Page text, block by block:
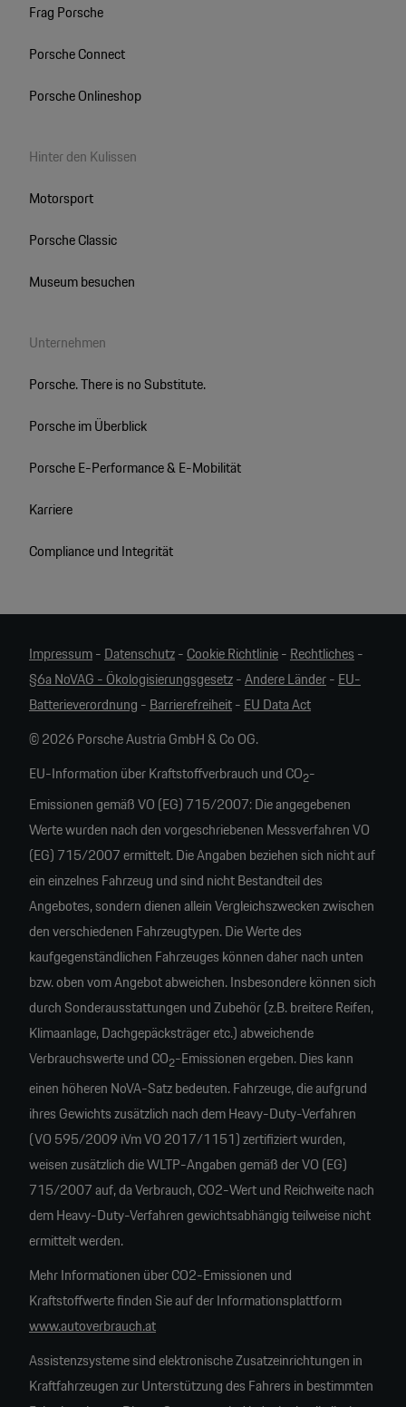
Frag Porsche
Porsche Connect
Porsche Onlineshop
Hinter den Kulissen
Motorsport
Porsche Classic
Museum besuchen
Unternehmen
Porsche. There is no Substitute.
Porsche im Überblick
Porsche E-Performance & E-Mobilität
Karriere
Compliance und Integrität
Impressum-Datenschutz-Cookie Richtlinie-Rechtliches-
§6a NoVAG - Ökologisierungsgesetz-Andere Länder-EU-
Batterieverordnung -Barrierefreiheit-EU Data Act
© 2026 Porsche Austria GmbH & Co OG.
EU-Information über Kraftstoffverbrauch und CO2-
Emissionen gemäß VO (EG) 715/2007: Die angegebenen
Werte wurden nach den vorgeschriebenen Messverfahren VO
(EG) 715/2007 ermittelt. Die Angaben beziehen sich nicht auf
ein einzelnes Fahrzeug und sind nicht Bestandteil des
Angebotes, sondern dienen allein Vergleichszwecken zwischen
den verschiedenen Fahrzeugtypen. Die Werte des
kaufgegenständlichen Fahrzeuges können daher nach unten
bzw. oben vom Angebot abweichen. Insbesondere können sich
durch Sonderausstattungen und Zubehör (z.B. breitere Reifen,
Klimaanlage, Dachgepäcksträger etc.) abweichende
Verbrauchswerte und CO2-Emissionen ergeben. Dies kann
einen höheren NoVA-Satz bedeuten. Fahrzeuge, die aufgrund
ihres Gewichts zusätzlich nach dem Heavy-Duty-Verfahren
(VO 595/2009 iVm VO 2017/1151) zertifiziert wurden,
weisen zusätzlich die WLTP-Angaben gemäß der VO (EG)
715/2007 auf, da Verbrauch, CO2-Wert und Reichweite nach
dem Heavy-Duty-Verfahren gewichtsabhängig teilweise nicht
ermittelt werden.
Mehr Informationen über CO2-Emissionen und
Kraftstoffwerte finden Sie auf der Informationsplattform
www.autoverbrauch.at
Assistenzsysteme sind elektronische Zusatzeinrichtungen in
Kraftfahrzeugen zur Unterstützung des Fahrers in bestimmten